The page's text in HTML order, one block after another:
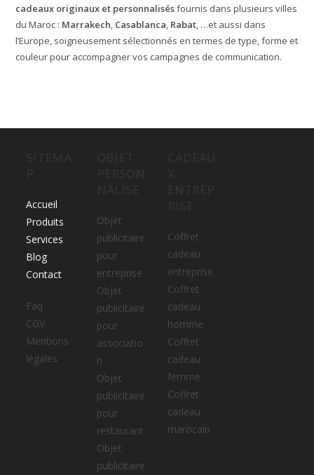
cadeaux originaux et personnalisésfournis dans plusieurs villes
du Maroc : Marrakech, Casablanca, Rabat, …et aussi dans
l’Europe, soigneusement sélectionnés en termes de type, forme et
couleur pour accompagner vos campagnes de communication.
Accueil
Produits
Services
Blog
Contact
Faq
CGV
Mentions
légales
Objet
publicitaire
pour
entreprise
Objet
publicitaire
pour
associatio
n
Objet
publicitaire
pour
restaurant
Objet
publicitaire
Coffret
cadeau
entreprise
Coffret
cadeau
homme
Coffret
cadeau
femme
Coffret
cadeau
marocain